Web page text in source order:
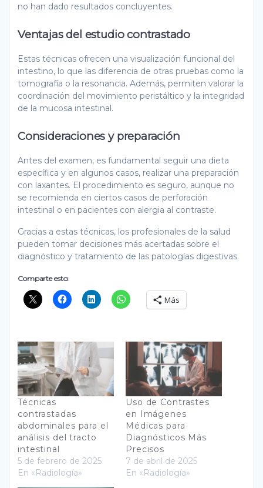
no han dado resultados concluyentes.
Ventajas del estudio contrastado
Estas técnicas ofrecen una visualización funcional del
intestino, lo que las diferencia de otras pruebas como la
tomografía o la resonancia. Además, permiten valorar la
coordinación del movimiento peristáltico y la integridad
de la mucosa intestinal.
Consideraciones y preparación
Antes del examen, es fundamental seguir una dieta
específica y en algunos casos, realizar una preparación
con laxantes. El procedimiento es seguro, aunque no
se recomienda en ciertos casos de perforación
intestinal o en pacientes con alergia al contraste.
Gracias a estas técnicas, los profesionales de la salud
pueden tomar decisiones más acertadas sobre el
diagnóstico y tratamiento de las patologías digestivas.
Comparte esto:
Más
Técnicas
contrastadas
abdominales para el
análisis del tracto
intestinal
5 de febrero de 2025
En «Radiología»
Uso de Contrastes
en Imágenes
Médicas para
Diagnósticos Más
Precisos
7 de abril de 2025
En «Radiología»